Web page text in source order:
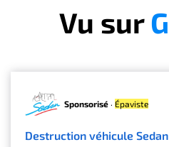
Vu surG
Sponsorisé · Épaviste
Destruction véhicule Sedan